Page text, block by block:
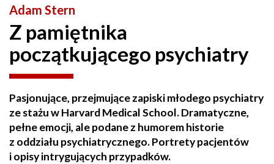
Adam Stern
Z pamiętnika
początkującego psychiatry
Pasjonujące, przejmujące zapiski młodego psychiatry
ze stażu w Harvard Medical School. Dramatyczne,
pełne emocji, ale podane z humorem historie
z oddziału psychiatrycznego. Portrety pacjentów
i opisy intrygujących przypadków.